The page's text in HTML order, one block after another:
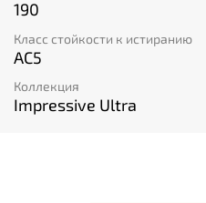
190
Класс стойкости к истиранию
AC5
Коллекция
Impressive Ultra